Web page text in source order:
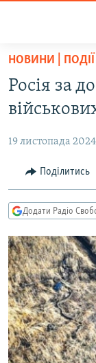
Перейти
основного
матеріалу
до
навігації
Перейти
до
РАДІО
ВСЕ ЗА ДОБУ
ПОЛІТИКА
ЕКОНОМІКА
КУЛЬТУРА
СПОРТ
УКРАЇНА
СВІТ
ВІЙНА
РОСІЙСЬКА
КРИМ.РЕАЛІЇ
ТИ ЯК?
СХЕМИ
МУЛЬТИМЕДІА
ФОТО
НОВИНИ | ПОДІЇ
Росія за
19 листопада
Поділитись
Додати Радіо